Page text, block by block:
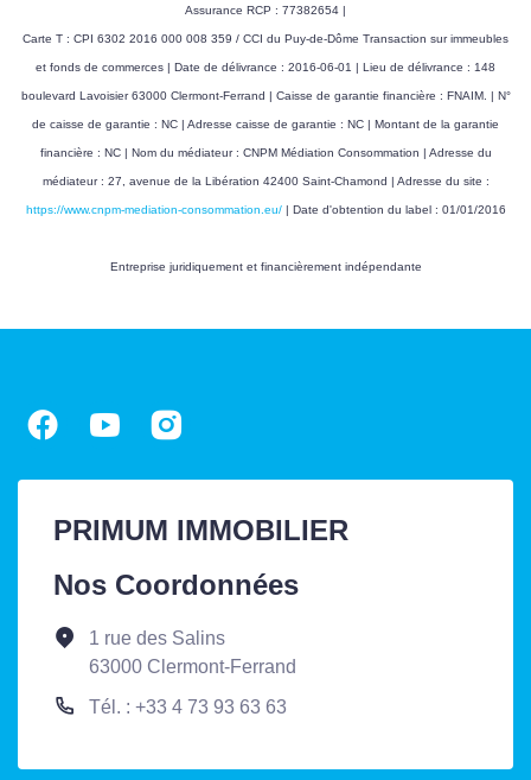
Assurance RCP : 77382654 |
Carte T : CPI 6302 2016 000 008 359 / CCI du Puy-de-Dôme Transaction sur immeubles
et fonds de commerces | Date de délivrance : 2016-06-01 | Lieu de délivrance : 148
boulevard Lavoisier 63000 Clermont-Ferrand | Caisse de garantie financière : FNAIM. | N°
de caisse de garantie : NC | Adresse caisse de garantie : NC | Montant de la garantie
financière : NC | Nom du médiateur : CNPM Médiation Consommation | Adresse du
médiateur : 27, avenue de la Libération 42400 Saint-Chamond | Adresse du site :
https://www.cnpm-mediation-consommation.eu/| Date d'obtention du label : 01/01/2016
Entreprise juridiquement et financièrement indépendante
PRIMUM IMMOBILIER
Nos Coordonnées
1 rue des Salins
63000 Clermont-Ferrand
Tél. : +33 4 73 93 63 63